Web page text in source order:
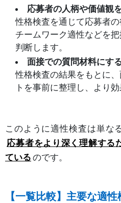
応募者の人柄や価値観
性格検査を通じて応募者の
チームワーク適性などを
判断します。
面接での質問材料にす
性格検査の結果をもとに
トを事前に整理し、より
このように適性検査は単な
応募者をより深く理解する
ている のです。
【一覧比較】主要な適